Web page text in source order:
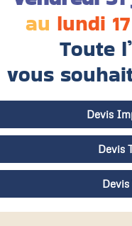
couverture
Mat Brillant
au lundi
Toute
vous
Devis
Devis